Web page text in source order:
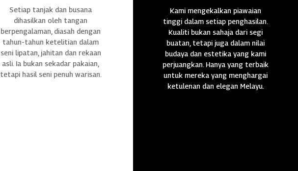
Setiap tanjak dan busana
dihasilkan oleh tangan
berpengalaman, diasah dengan
tahun-tahun ketelitian dalam
seni lipatan, jahitan dan rekaan
asli. Ia bukan sekadar pakaian,
tetapi hasil seni penuh warisan.
Kami mengekalkan piawaian
tinggi dalam setiap penghasilan.
Kualiti bukan sahaja dari segi
buatan, tetapi juga dalam nilai
budaya dan estetika yang kami
perjuangkan. Hanya yang terbaik
untuk mereka yang menghargai
ketulenan dan elegan Melayu.